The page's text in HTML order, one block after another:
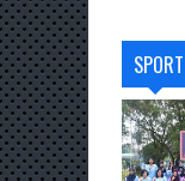
SPORT